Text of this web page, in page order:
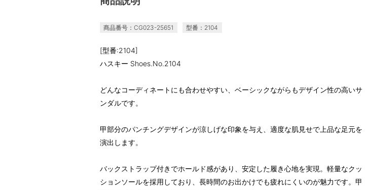
商品番号：CG023-25651 型番：2104
[型番:2104]
ハスキー Shoes.No.2104
どんなコーディネートにも合わせやすい、ベーシックながらもデザイン性の高いサ
ンダルです。
甲部分のパンチングデザインが涼しげな印象を与え、適度な肌見せで上品な足元を
演出します。
バックストラップ付きでホールド感があり、安定した履き心地を実現。軽量なクッ
ションソールを採用しており、長時間のお出かけでも疲れにくいのが魅力です。甲